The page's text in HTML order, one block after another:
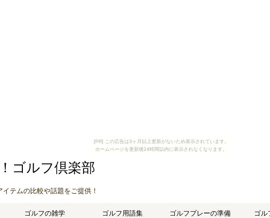
[PR] この広告は3ヶ月以上更新がないため表示されています。
ホームページを更新後24時間以内に表示されなくなります。
ゴルフ倶楽部
テムの比較や話題をご提供！
ゴルフの雑学 ゴルフ用語集 ゴルフプレーの準備 ゴル